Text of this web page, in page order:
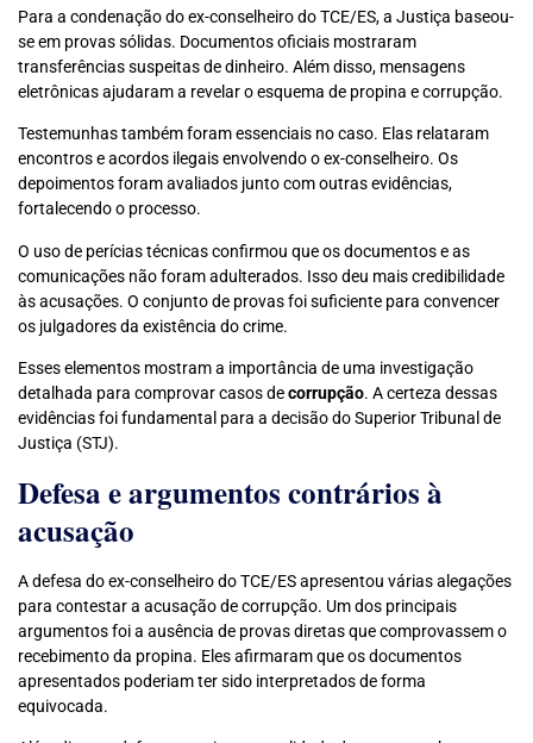
Para a condenação do ex-conselheiro do TCE/ES, a Justiça baseou-
se em provas sólidas. Documentos oficiais mostraram
transferências suspeitas de dinheiro. Além disso, mensagens
eletrônicas ajudaram a revelar o esquema de propina e corrupção.
Testemunhas também foram essenciais no caso. Elas relataram
encontros e acordos ilegais envolvendo o ex-conselheiro. Os
depoimentos foram avaliados junto com outras evidências,
fortalecendo o processo.
O uso de perícias técnicas confirmou que os documentos e as
comunicações não foram adulterados. Isso deu mais credibilidade
às acusações. O conjunto de provas foi suficiente para convencer
os julgadores da existência do crime.
Esses elementos mostram a importância de uma investigação
detalhada para comprovar casos decorrupção. A certeza dessas
evidências foi fundamental para a decisão do Superior Tribunal de
Justiça (STJ).
Defesa e argumentos contrários à
acusação
A defesa do ex-conselheiro do TCE/ES apresentou várias alegações
para contestar a acusação de corrupção. Um dos principais
argumentos foi a ausência de provas diretas que comprovassem o
recebimento da propina. Eles afirmaram que os documentos
apresentados poderiam ter sido interpretados de forma
equivocada.